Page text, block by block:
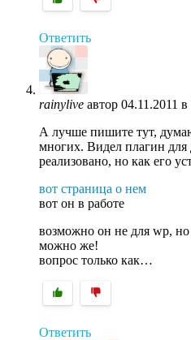
Ответить
rainylive автор 04.11.2011
А лучше пишите тут,
многих. Видел плагин для
реализовано, но как его
вот страница о нем
вот он в работе
возможно он не для wp, но
можно же!
вопрос только как…
Ответить